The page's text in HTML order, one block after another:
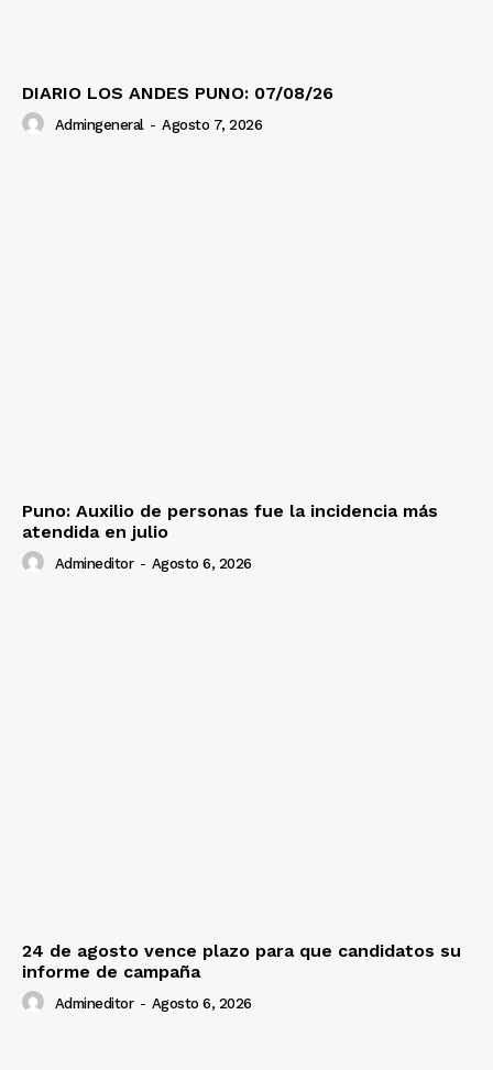
DIARIO LOS ANDES PUNO: 07/08/26
Admingeneral - Agosto 7, 2026
Puno: Auxilio de personas fue la incidencia más
atendida en julio
Admineditor - Agosto 6, 2026
24 de agosto vence plazo para que candidatos su
informe de campaña
Admineditor - Agosto 6, 2026